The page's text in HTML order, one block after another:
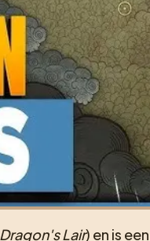
Dragon's Lair) en is